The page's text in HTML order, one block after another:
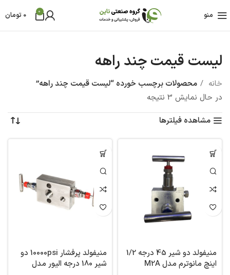
منو 0
0 تومان
لیست قیمت چند راهه
خانه
محصولات برچسب خورده “لیست قیمت چند راهه”
در حال نمایش 3 نتیجه
مشاهده فیلترها
منیفولد دو شیر 45 درجه 1/2
اینچ مانوترم مدل M2A
منیفولد پرفشار 10000psi دو
شیر 180 درجه الیور مدل